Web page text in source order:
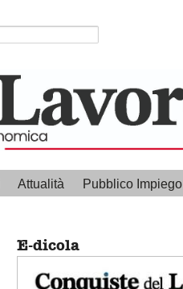
Attualità Pubblico Impiego
E-dicola